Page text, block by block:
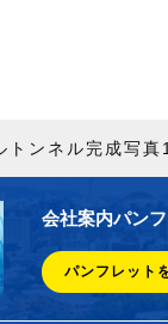
トンネル完成写真1
会社案内パン
パンフレット